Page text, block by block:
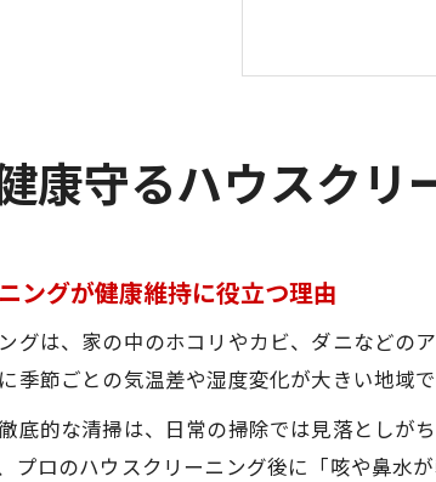
日常の
健康重
賢く依頼す
ハウス
費用対
見積も
知って得す
地域で
康守るハウスクリ
ングが健康維持に役立つ理由
グは、家の中のホコリやカビ、ダニなどの
季節ごとの気温差や湿度変化が大きい地域
底的な清掃は、日常の掃除では見落としが
プロのハウスクリーニング後に「咳や鼻水